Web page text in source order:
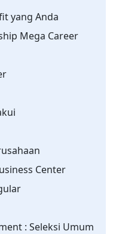
yang Anda
Mega Career
Center
: Seleksi Umum